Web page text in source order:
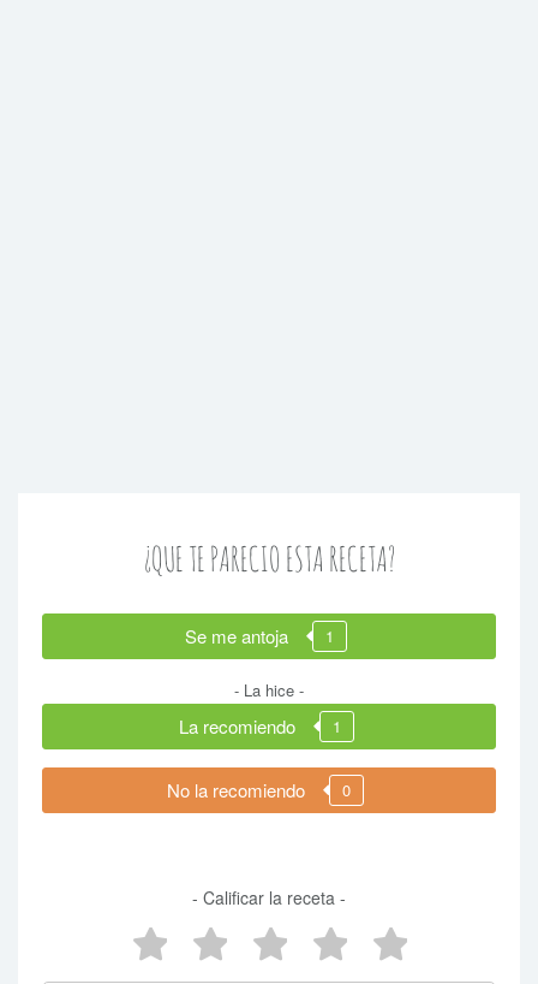
¿QUE TE PARECIO ESTA RECETA?
Se me antoja 1
- La hice -
La recomiendo 1
No la recomiendo 0
- Calificar la receta -
2 estrellas
3 estrellas
4 estrellas
5 estrellas